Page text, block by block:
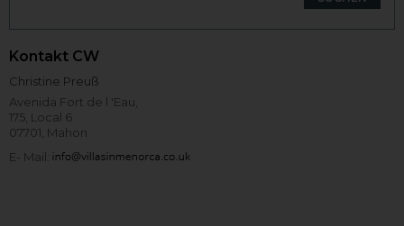
Kontakt CW
Christine Preuß
Avenida Fort de l 'Eau,
175, Local 6
07701, Mahon
E- Mail: